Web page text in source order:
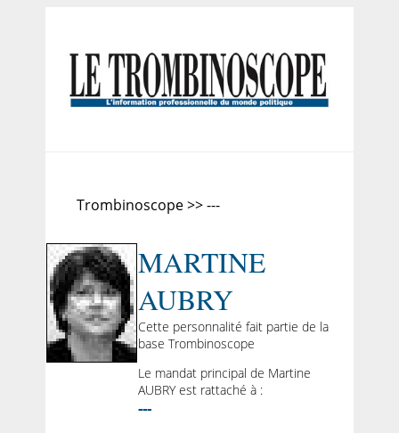
Trombinoscope >> ---
MARTINE
AUBRY
Cette personnalité fait partie de la
base Trombinoscope
Le mandat principal de Martine
AUBRY est rattaché à :
---